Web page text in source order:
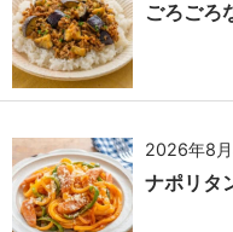
ごろごろ
2026年8月
ナポリタ